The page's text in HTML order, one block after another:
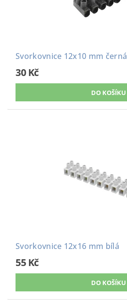
Svorkovnice 12x10 mm černá
30 Kč
Svorkovnice 12x16 mm bílá
55 Kč